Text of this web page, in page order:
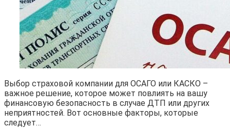
Выбор страховой компании для ОСАГО или КАСКО –
важное решение, которое может повлиять на вашу
финансовую безопасность в случае ДТП или других
неприятностей. Вот основные факторы, которые
следует…